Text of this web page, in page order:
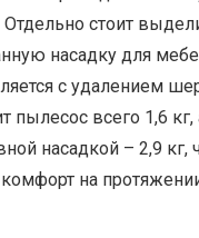
Отдельно стоит
насадку для
с удалением
пылесос всего 1,6 кг,
насадкой – 2,9 кг,
на